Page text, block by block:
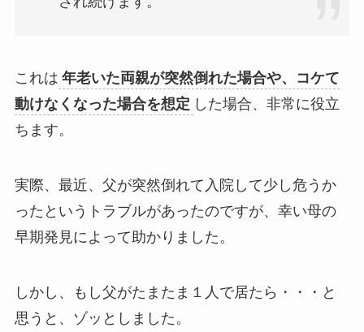
これは 年老いた両親が突然倒れた場合や、コケて
動けなくなった場合を想定 した場合、非常に役立
ちます。
実際、最近、父が突然倒れて入院して少し危うか
ったというトラブルがあったのですが、幸い母の
早期発見によって助かりました。
しかし、もし父がたまたま１人で居たら・・・と
思うと、ゾッとしました。